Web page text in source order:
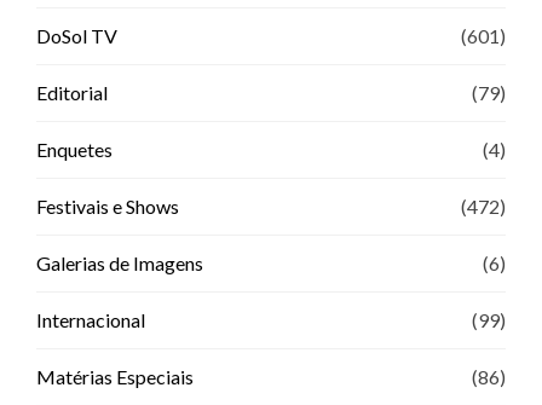
DoSol TV (601)
Editorial (79)
Enquetes (4)
Festivais e Shows (472)
Galerias de Imagens (6)
Internacional (99)
Matérias Especiais (86)